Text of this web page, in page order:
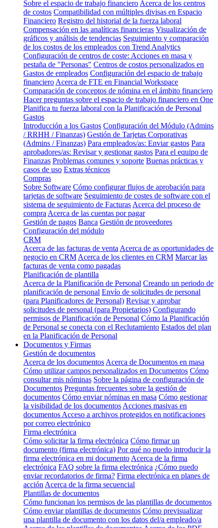
Sobre el espacio de trabajo financiero Acerca de los centros
de costos Compatibilidad con múltiples divisas en Espacio
Financiero Registro del historial de la fuerza laboral
Compensación en las analíticas financieras Visualización de
gráficos y análisis de tendencias Seguimiento y comparación
de los costos de los empleados con Trend Analytics
Configuración de centros de coste: Acciones en masa y
pestaña de "Personas" Centros de costos personalizados en
Gastos de empleados Configuración del espacio de trabajo
financiero Acerca de FTE en Financial Workspace
Comparación de conceptos de nómina en el ámbito financiero
Hacer preguntas sobre el espacio de trabajo financiero en One
Planifica tu fuerza laboral con la Planificación de Personal
Gastos
Introducción a los Gastos Configuración del Módulo (Admins
/ RRHH / Finanzas) Gestión de Tarjetas Corporativas
(Admins / Finanzas) Para empleados/as: Enviar gastos Para
aprobadores/as: Revisar y gestionar gastos Para el equipo de
Finanzas Problemas comunes y soporte Buenas prácticas y
casos de uso Extras técnicos
Compras
Sobre Software Cómo configurar flujos de aprobación para
tarjetas de software Seguimiento de costes de software con el
sistema de seguimiento de Facturas Acerca del proceso de
compra Acerca de las cuentas por pagar
Gestión de pagos Banca Gestión de proveedores
Configuración del módulo
CRM
Acerca de las facturas de venta Acerca de as oportunidades de
negocio en CRM Acerca de los clientes en CRM Marcar las
facturas de venta como pagadas
Planificación de plantilla
Acerca de la Planificación de Personal Creando un periodo de
planificación de personal Envío de solicitudes de personal
(para Planificadores de Personal) Revisar y aprobar
solicitudes de personal (para Propietarios) Configurando
permisos de Planificación de Personal Cómo la Planificación
de Personal se conecta con el Reclutamiento Estados del plan
en la Planificación de Personal
Documentos y Firmas
Gestión de documentos
Acerca de los documentos Acerca de Documentos en masa
Cómo utilizar campos personalizados en Documentos Cómo
consultar mis nóminas Sobre la página de configuración de
Documentos Preguntas frecuentes sobre la gestión de
documentos Cómo enviar nóminas en masa Cómo gestionar
la visibilidad de los documentos Acciones masivas en
documentos Acceso a archivos protegidos en notificaciones
por correo electrónico
Firma electrónica
Cómo solicitar la firma electrónica Cómo firmar un
documento (firma electrónica) Por qué no puedo introducir la
firma electrónica en mi documento Acerca de la firma
electrónica FAQ sobre la firma electrónica ¿Cómo puedo
enviar recordatorios de firma? Firma electrónica en planes de
acción Acerca de la firma secuencial
Plantillas de documentos
Cómo funcionan los permisos de las plantillas de documentos
Cómo enviar plantillas de documentos Cómo previsualizar
una plantilla de documento con los datos del/a empleado/a